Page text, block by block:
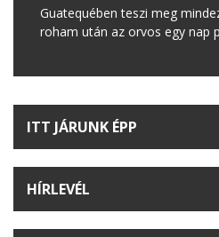
Guatequében teszi meg
roham után az orvos egy nap
ITT JÁRUNK ÉPP
HÍRLEVÉL